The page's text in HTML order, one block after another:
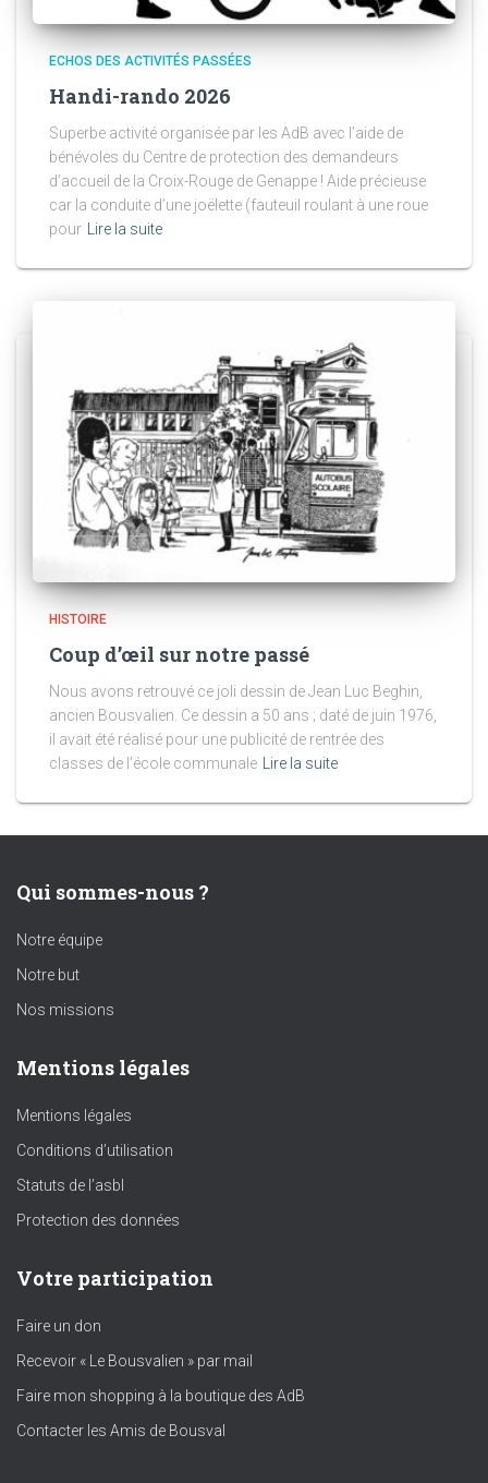
ECHOS DES ACTIVITÉS PASSÉES
Handi-rando 2026
Superbe activité organisée par les AdB avec l’aide de
bénévoles du Centre de protection des demandeurs
d’accueil de la Croix-Rouge de Genappe ! Aide précieuse
car la conduite d’une joëlette (fauteuil roulant à une roue
pour
Lire la suite
HISTOIRE
Coup d’œil sur notre passé
Nous avons retrouvé ce joli dessin de Jean Luc Beghin,
ancien Bousvalien. Ce dessin a 50 ans ; daté de juin 1976,
il avait été réalisé pour une publicité de rentrée des
classes de l’école communale Lire la suite
Qui sommes-nous ?
Notre équipe
Notre but
Nos missions
Mentions légales
Mentions légales
Conditions d’utilisation
Statuts de l’asbl
Protection des données
Votre participation
Faire un don
Recevoir « Le Bousvalien » par mail
Faire mon shopping à la boutique des AdB
Contacter les Amis de Bousval